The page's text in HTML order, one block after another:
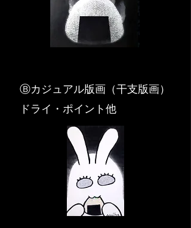
​Ⓑカジュアル版画（干支版画）
ドライ・ポイント他